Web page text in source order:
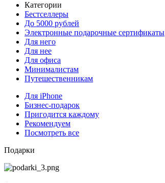
Категории
Бестселлеры
До 5000 рублей
Электронные подарочные сертификаты
Для него
Для нее
Для офиса
Минималистам
Путешественникам
Для iPhone
Бизнес-подарок
Пригодится каждому
Рекомендуем
Посмотреть все
Подарки